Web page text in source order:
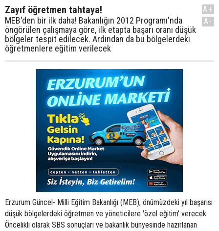
Zayıf öğretmen tahtaya!
MEB'den bir ilk daha! Bakanlığın 2012 Programı'nda
öngörülen çalışmaya göre, ilk etapta başarı oranı düşük
bölgeler tespit edilecek. Ardından da bu bölgelerdeki
öğretmenlere eğitim verilecek
A+
A-
Erzurum Güncel- Milli Eğitim Bakanlığı (MEB), önümüzdeki yıl başarısı
düşük bölgelerdeki öğretmen ve yöneticilere 'özel eğitim' verecek.
Öncelikli olarak SBS sonuçları ve bakanlık bünyesinde hazırlanan